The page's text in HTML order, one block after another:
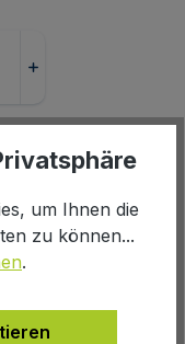
um Ihnen die
zu können...
.